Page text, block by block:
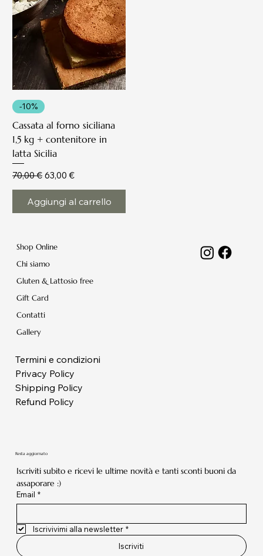
-10%
Cassata al forno siciliana
1,5 kg + contenitore in
latta Sicilia
Prezzo regolare
70,00 € Prezzo scontato
63,00 €
Aggiungi al carrello
Shop Online
Chi siamo
Gluten & Lattosio free
Gift Card
Contatti
Gallery
Termini e condizioni
Privacy Policy
Shipping Policy
Refund Policy
Resta aggiornato
Iscriviti subito e ricevi le ultime novità e tanti sconti buoni da
assaporare :)
Email *
Iscrivivimi alla newsletter *
Iscriviti